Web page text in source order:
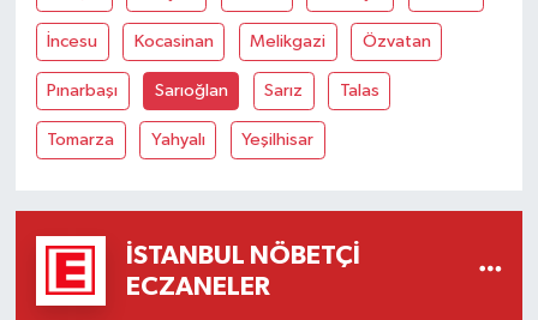
İncesu Kocasinan Melikgazi Özvatan
Pınarbaşı Sarıoğlan Sarız Talas
Tomarza Yahyalı Yeşilhisar
İSTANBUL NÖBETÇI
ECZANELER